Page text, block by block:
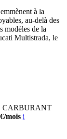
à la
au-delà des
modèles de la
Multistrada, le
CARBURANT
mois i